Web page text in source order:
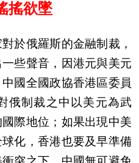
搖欲墜
於俄羅斯的金融制裁，
些聲音，因港元與美元
國全國政協香港區委員
俄制裁之中以美元為武
際地位；如果出現中美
化，香港也要及早準備